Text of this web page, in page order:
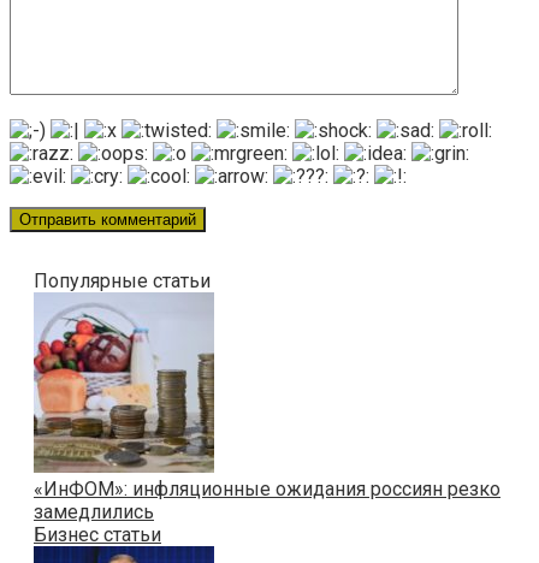
Популярные статьи
«ИнФОМ»: инфляционные ожидания россиян резко
замедлились
Бизнес статьи